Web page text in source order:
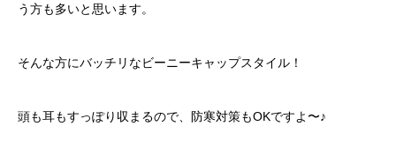
う方も多いと思います。
そんな方にバッチリなビーニーキャップスタイル！
頭も耳もすっぽり収まるので、防寒対策もOKですよ〜♪